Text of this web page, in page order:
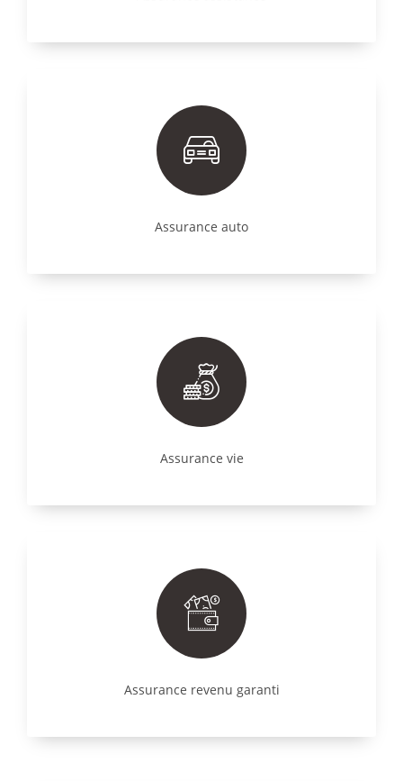
Assurance auto
Assurance vie
Assurance revenu garanti